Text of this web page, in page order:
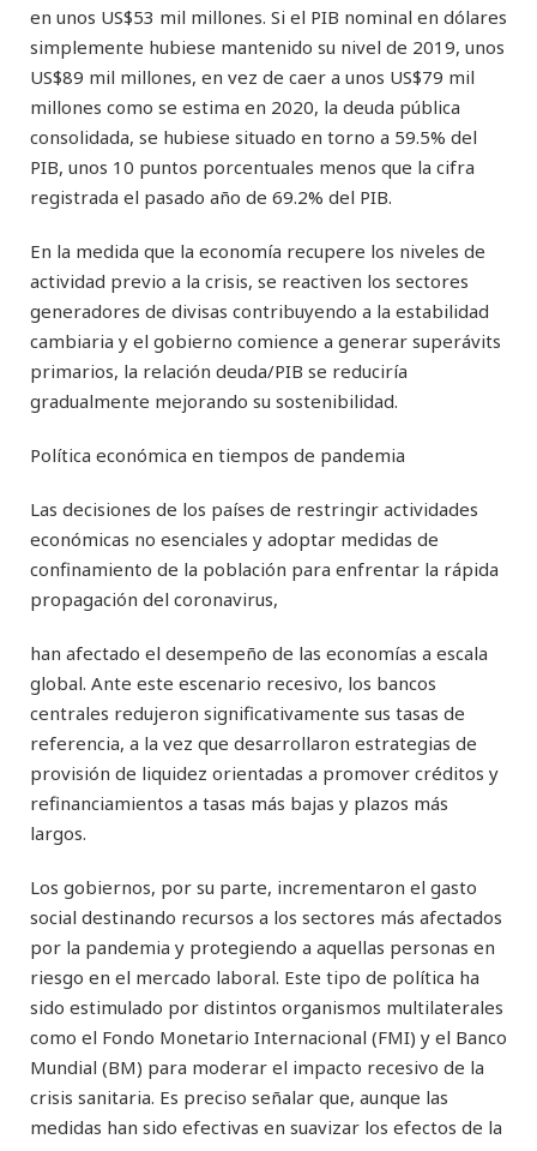
en unos US$53 mil millones. Si el PIB nominal en dólares
simplemente hubiese mantenido su nivel de 2019, unos
US$89 mil millones, en vez de caer a unos US$79 mil
millones como se estima en 2020, la deuda pública
consolidada, se hubiese situado en torno a 59.5% del
PIB, unos 10 puntos porcentuales menos que la cifra
registrada el pasado año de 69.2% del PIB.
En la medida que la economía recupere los niveles de
actividad previo a la crisis, se reactiven los sectores
generadores de divisas contribuyendo a la estabilidad
cambiaria y el gobierno comience a generar superávits
primarios, la relación deuda/PIB se reduciría
gradualmente mejorando su sostenibilidad.
Política económica en tiempos de pandemia
Las decisiones de los países de restringir actividades
económicas no esenciales y adoptar medidas de
confinamiento de la población para enfrentar la rápida
propagación del coronavirus,
han afectado el desempeño de las economías a escala
global. Ante este escenario recesivo, los bancos
centrales redujeron significativamente sus tasas de
referencia, a la vez que desarrollaron estrategias de
provisión de liquidez orientadas a promover créditos y
refinanciamientos a tasas más bajas y plazos más
largos.
Los gobiernos, por su parte, incrementaron el gasto
social destinando recursos a los sectores más afectados
por la pandemia y protegiendo a aquellas personas en
riesgo en el mercado laboral. Este tipo de política ha
sido estimulado por distintos organismos multilaterales
como el Fondo Monetario Internacional (FMI) y el Banco
Mundial (BM) para moderar el impacto recesivo de la
crisis sanitaria. Es preciso señalar que, aunque las
medidas han sido efectivas en suavizar los efectos de la